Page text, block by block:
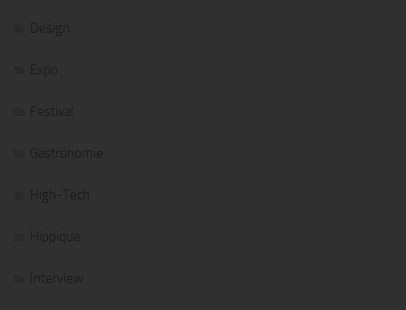
Design
Expo
Festival
Gastronomie
High-Tech
Hippique
Interview